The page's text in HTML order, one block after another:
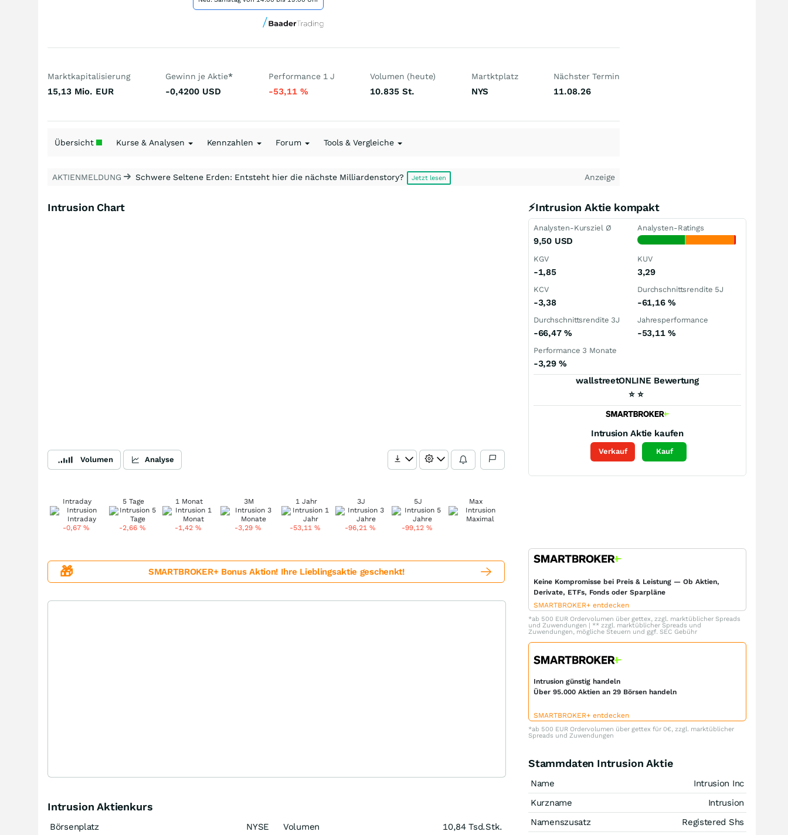
Marktkapitalisierung
15,13 Mio. EUR
Gewinn je Aktie*
-0,4200 USD
Performance 1 J
-53,11 %
Volumen (heute)
10.835 St.
Martktplatz
NYS
Nächster Termin
11.08.26
Übersicht Kurse & Analysen Kennzahlen Forum Tools & Vergleiche
AKTIENMELDUNG Schwere Seltene Erden: Entsteht hier die nächste Milliardenstory? Jetzt lesen Anzeige
Intrusion Chart
Volumen Analyse
Intraday
-0,67 %
5 Tage
-2,66 %
1 Monat
-1,42 %
3M
-3,29 %
1 Jahr
-53,11%
3J
-96,21%
5J
-99,12 %
Max
⚡Intrusion Aktie kompakt
Analysten-Kursziel Ø
9,50 USD
Analysten-Ratings
KGV
-1,85
KUV
3,29
KCV
-3,38
Durchschnittsrendite 5J
-61,16 %
Durchschnittsrendite 3J
-66,47 %
Jahresperformance
-53,11 %
Performance 3 Monate
-3,29%
wallstreetONLINE Bewertung
⭐ ⭐
Intrusion Aktie kaufen
Verkauf Kauf
🎁 SMARTBROKER+ Bonus Aktion! Ihre Lieblingsaktie geschenkt!
Intrusion Aktienkurs
Börsenplatz
NYSE
Volumen 10,84 Tsd.Stk.
Keine Kompromisse bei Preis & Leistung — Ob Aktien,
Derivate, ETFs, Fonds oder Sparpläne
SMARTBROKER+ entdecken
*ab 500 EUR Ordervolumen über gettex, zzgl. marktüblicher Spreads
und Zuwendungen | ** zzgl. marktüblicher Spreads und
Zuwendungen, mögliche Steuern und ggf. SEC Gebühr
Intrusion günstig handeln
Über 95.000 Aktien an 29 Börsen handeln
SMARTBROKER+ entdecken
*ab 500 EUR Ordervolumen über gettex für 0€, zzgl. marktüblicher
Spreads und Zuwendungen
Stammdaten Intrusion Aktie
Name
Intrusion Inc
Kurzname
Intrusion
Namenszusatz
Registered Shs